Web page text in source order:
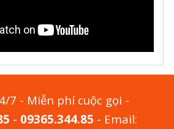
7 - Miễn phí cuộc gọi -
- 09365.344.85 - Email: